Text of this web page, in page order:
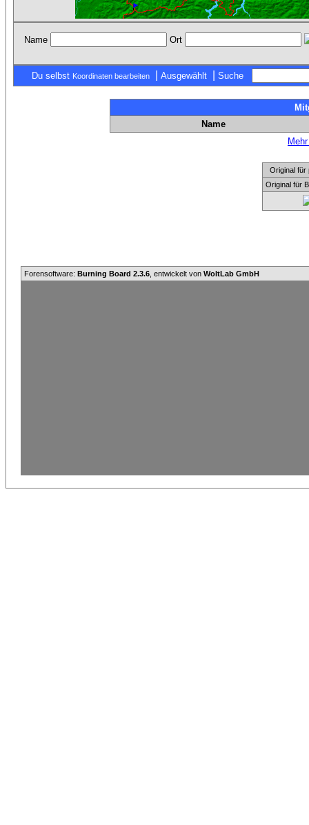
Name Ort
Du selbst Koordinaten bearbeiten Ausgewählt Suche
Name
Original für
Original für
Forensoftware: Burning Board 2.3.6 , entwickelt von WoltLab GmbH